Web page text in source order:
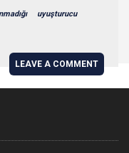
uyuşturucu
LEAVE A COMMENT